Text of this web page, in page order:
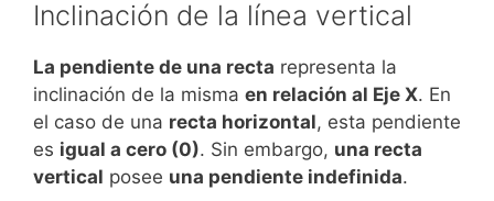
Inclinación de la línea vertical
La pendiente de una recta representa la
inclinación de la misma en relación al Eje X. En
el caso de una recta horizontal, esta pendiente
es igual a cero (0). Sin embargo, una recta
vertical posee una pendiente indefinida.